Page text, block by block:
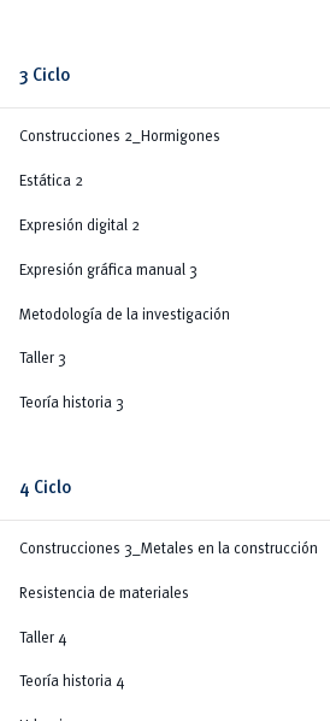
3 Ciclo
Construcciones 2_Hormigones
Estática 2
Expresión digital 2
Expresión gráfica manual 3
Metodología de la investigación
Taller 3
Teoría historia 3
4 Ciclo
Construcciones 3_Metales en la construcción
Resistencia de materiales
Taller 4
Teoría historia 4